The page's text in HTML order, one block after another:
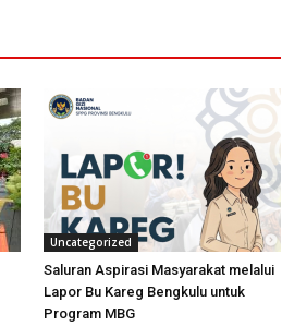
Uncategorized
Saluran Aspirasi Masyarakat melalui
Lapor Bu Kareg Bengkulu untuk
Program MBG